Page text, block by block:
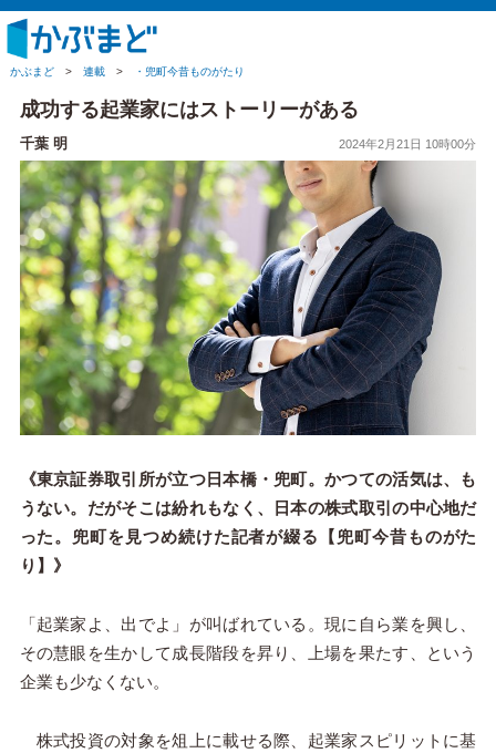
かぶまど > 連載 > ・兜町今昔ものがたり
成功する起業家にはストーリーがある
千葉 明 2024年2月21日 10時00分
《東京証券取引所が立つ日本橋・兜町。かつての活気は、も
うない。だがそこは紛れもなく、日本の株式取引の中心地だ
った。兜町を見つめ続けた記者が綴る【兜町今昔ものがた
り】》
「起業家よ、出でよ」が叫ばれている。現に自ら業を興し、
その慧眼を生かして成長階段を昇り、上場を果たす、という
企業も少なくない。
株式投資の対象を俎上に載せる際、起業家スピリットに基